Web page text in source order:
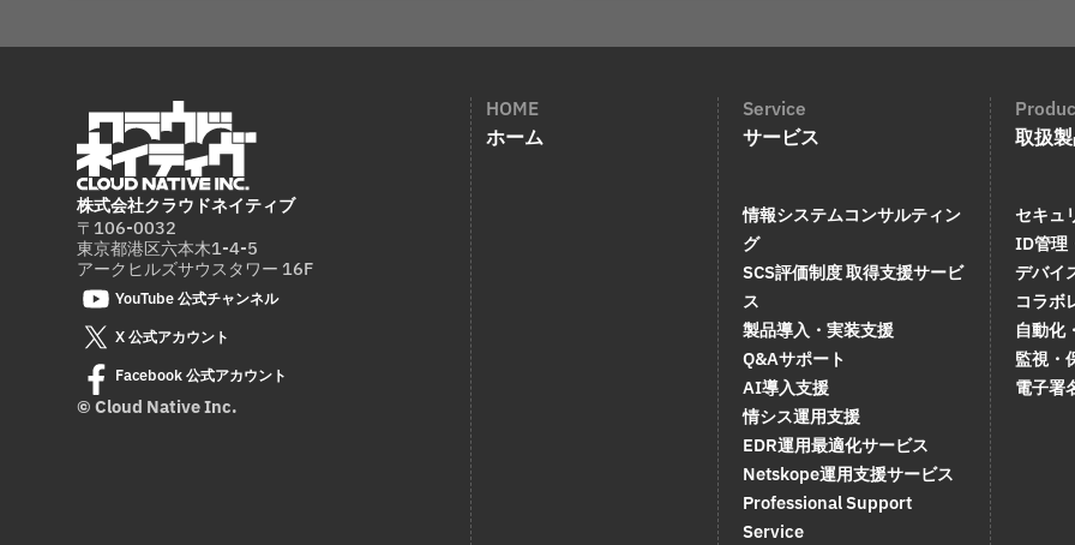
株式会社クラウドネイティブ
〒106-0032
東京都港区六本木1-4-5
アークヒルズサウスタワー 16F
YouTube 公式チャンネル
X 公式アカウント
Facebook 公式アカウント
© Cloud Native Inc.
HOME
ホーム
Service
サービス
情報システムコンサルティン
グ
SCS評価制度 取得支援サービ
ス
製品導入・実装支援
Q&Aサポート
AI導入支援
情シス運用支援
EDR運用最適化サービス
Netskope運用支援サービス
Professional Support
Service
取扱
セキュ
ID管理
デバイ
コラボ
自動化
監視・
電子署